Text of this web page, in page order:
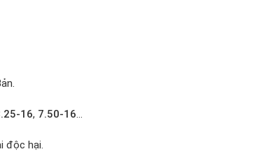
16, 7.50-16…
độc hại.